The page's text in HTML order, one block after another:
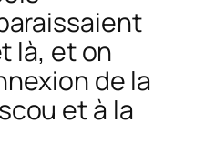
là, et on
de la
et à la